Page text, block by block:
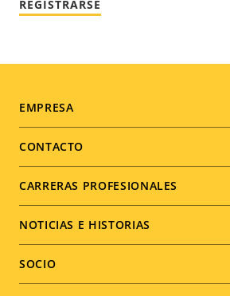
REGISTRARSE
Footer
menu
EMPRESA
CONTACTO
CARRERAS PROFESIONALES
NOTICIAS E HISTORIAS
SOCIO